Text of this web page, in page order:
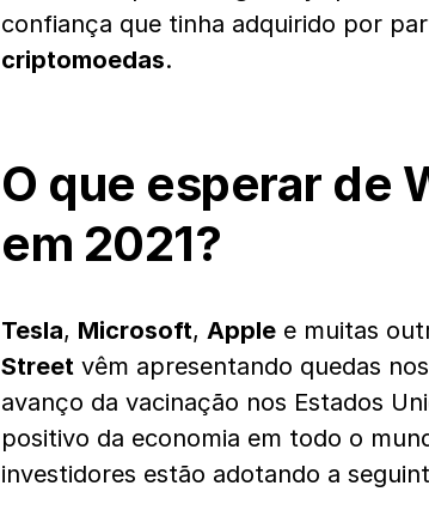
confiança que tinha adquirido por
criptomoedas.
O que esperar de
em 2021?
Tesla, Microsoft, Apple e muitas
Street vêm apresentando quedas
avanço da vacinação nos Estados
positivo da economia em todo o
investidores estão adotando a